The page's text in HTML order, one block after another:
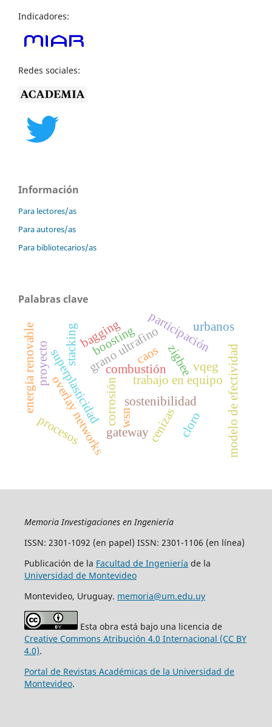
Indicadores:
Redes sociales:
Información
Para lectores/as
Para autores/as
Para bibliotecarios/as
Palabras clave
sostenibilidad
trabajo en equipo
combustión
cenizas cloro
corrosión wsn
gateway
overlay networks
zigbee
superplasticidadgrano ultrafino modelo de efectividad
procesos
participación
boosting
bagging
stacking
vqeg
energía renovable caos
proyecto
urbanos
Memoria Investigaciones en Ingeniería
ISSN: 2301-1092 (en papel) ISSN: 2301-1106 (en línea)
Publicación de la Facultad de Ingeniería de la
Universidad de Montevideo
Montevideo, Uruguay. memoria@um.edu.uy
Esta obra está bajo una licencia de
Creative Commons Atribución 4.0 Internacional (CC BY
4.0).
Portal de Revistas Académicas de la Universidad de
Montevideo.